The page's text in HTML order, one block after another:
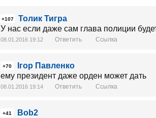
+107
Толик Тигра
У нас если даже сам глава полиции
08.01.2016 19:12 Ответить Ссылка
+70
Ігор Павленко
ему президент даже орден может дать
08.01.2016 19:14 Ответить Ссылка
+41
Bob2